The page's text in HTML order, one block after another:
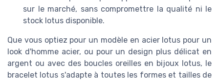
sur le marché, sans compromettre la qualité ni le
stock lotus disponible.
Que vous optiez pour un modèle en acier lotus pour un
look d'homme acier, ou pour un design plus délicat en
argent ou avec des boucles oreilles en bijoux lotus, le
bracelet lotus s'adapte à toutes les formes et tailles de